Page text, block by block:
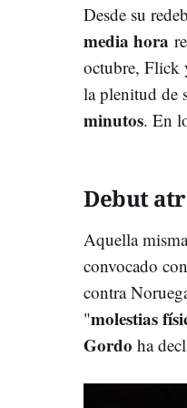
Desde su
media hora
octubre, Flick
la plenitud de
minutos. En
Debut
Aquella
convocado
contra
"molestias
Gordo ha